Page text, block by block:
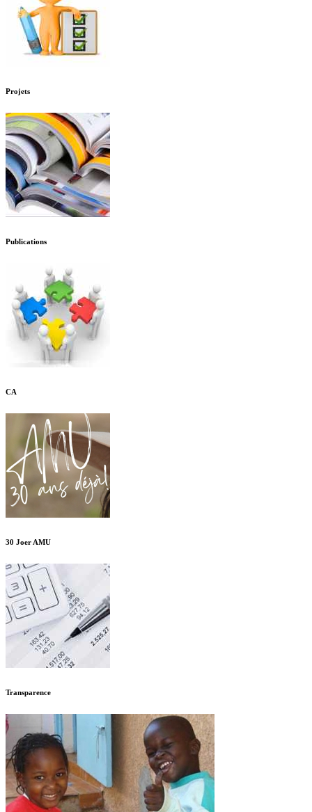
Projets
Publications
CA
30 Joer AMU
Transparence